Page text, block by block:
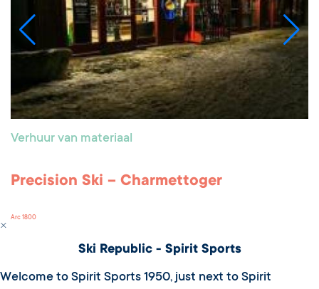
Verhuur van materiaal
Precision Ski – Charmettoger
Arc 1800
Ski Republic - Spirit Sports
Welcome to Spirit Sports 1950, just next to Spirit